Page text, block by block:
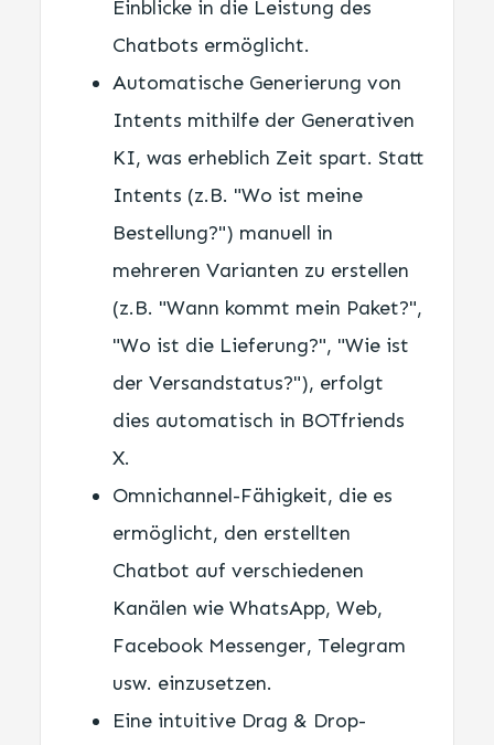
Einblicke in die Leistung des
Chatbots ermöglicht.
Automatische Generierung von
Intents mithilfe der Generativen
KI, was erheblich Zeit spart. Statt
Intents (z.B. "Wo ist meine
Bestellung?") manuell in
mehreren Varianten zu erstellen
(z.B. "Wann kommt mein Paket?",
"Wo ist die Lieferung?", "Wie ist
der Versandstatus?"), erfolgt
dies automatisch in BOTfriends
X.
Omnichannel-Fähigkeit, die es
ermöglicht, den erstellten
Chatbot auf verschiedenen
Kanälen wie WhatsApp, Web,
Facebook Messenger, Telegram
usw. einzusetzen.
Eine intuitive Drag & Drop-